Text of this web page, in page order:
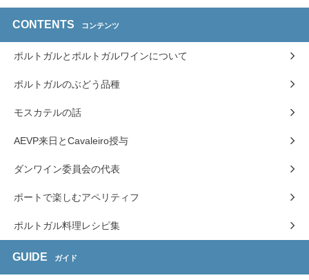
CONTENTS コンテンツ
ポルトガルとポルトガルワインについて
ポルトガルのぶどう品種
モスカテルの話
AEVP来日とCavaleiro授与
ダンワイン委員会の代表
ポートで楽しむアペリティフ
ポルトガル料理レシピ集
GUIDE ガイド